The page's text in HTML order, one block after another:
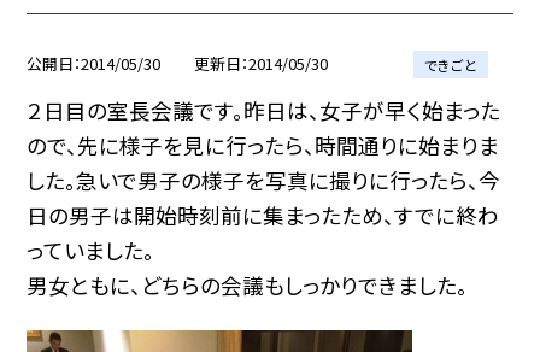
公開日 2014/05/30 更新日 2014/05/30 できごと
２日目の室長会議です。昨日は、女子が早く始まった
ので、先に様子を見に行ったら、時間通りに始まりま
した。急いで男子の様子を写真に撮りに行ったら、今
日の男子は開始時刻前に集まったため、すでに終わ
っていました。
男女ともに、どちらの会議もしっかりできました。